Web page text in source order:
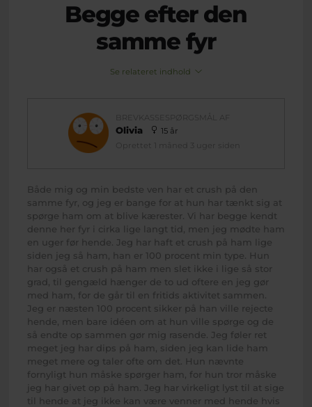
Begge efter den
samme fyr
Se relateret indhold
BREVKASSESPØRGSMÅL AF
Olivia
15 år
Oprettet 1 måned 3 uger siden
Både mig og min bedste ven har et crush på den
samme fyr, og jeg er bange for at hun har tænkt sig at
spørge ham om at blive kærester. Vi har begge kendt
denne her fyr i cirka lige langt tid, men jeg mødte ham
en uger før hende. Jeg har haft et crush på ham lige
siden jeg så ham, han er 100 procent min type. Hun
har også et crush på ham men slet ikke i lige så stor
grad, til gengæld hænger de to ud oftere en jeg gør
med ham, for de går til en fritids aktivitet sammen.
Jeg er næsten 100 procent sikker på han ville rejecte
hende, men bare idéen om at hun ville spørge og de
så endte op sammen gør mig rasende. Jeg føler ret
meget jeg har dips på ham, siden jeg kan lide ham
meget mere og taler ofte om det. Hun nævnte
fornyligt hun måske spørger ham, for hun tror måske
jeg har givet op på ham. Jeg har virkeligt lyst til at sige
til hende at jeg ikke kan være venner med hende hvis